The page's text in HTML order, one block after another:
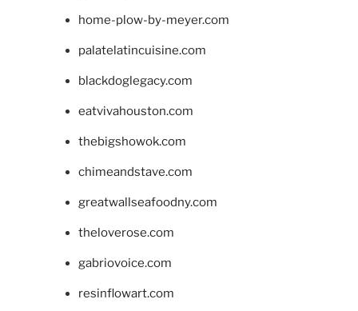
home-plow-by-meyer.com
palatelatincuisine.com
blackdoglegacy.com
eatvivahouston.com
thebigshowok.com
chimeandstave.com
greatwallseafoodny.com
theloverose.com
gabriovoice.com
resinflowart.com